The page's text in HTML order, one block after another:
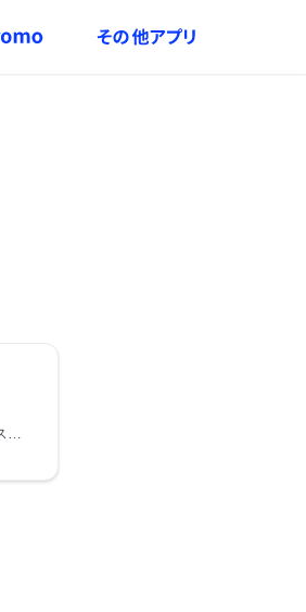
tance mall支払いの場合、お申込みいただいたサービスのご利用代金は、お申込みと同時にサービス事業者からtance株式会社（もしくは委託する債権回収会社）に代金債権の譲渡が行われます。